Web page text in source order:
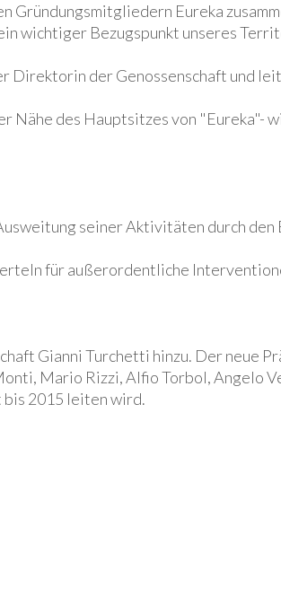
Gründungsmitgliedern Eureka
wichtiger Bezugspunkt unseres
Direktorin der Genossenschaft und
Nähe des Hauptsitzes von "Eureka"-
seiner Aktivitäten durch den
für außerordentliche
Gianni Turchetti hinzu. Der neue
Mario Rizzi, Alfio Torbol, Angelo
2015 leiten wird.